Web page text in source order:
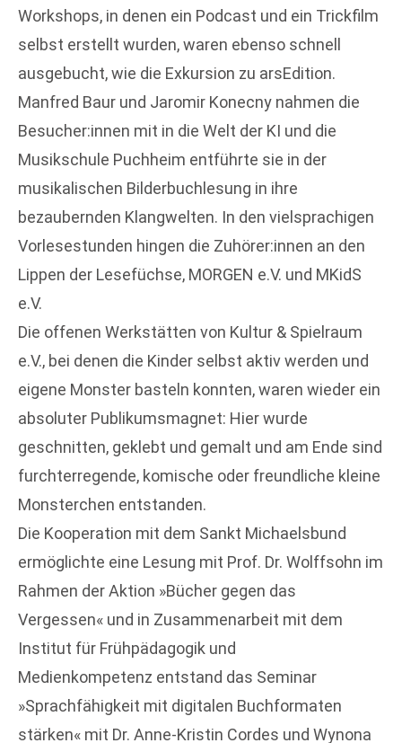
Workshops, in denen ein Podcast und ein Trickfilm
selbst erstellt wurden, waren ebenso schnell
ausgebucht, wie die Exkursion zu arsEdition.
Manfred Baur und Jaromir Konecny nahmen die
Besucher:innen mit in die Welt der KI und die
Musikschule Puchheim entführte sie in der
musikalischen Bilderbuchlesung in ihre
bezaubernden Klangwelten. In den vielsprachigen
Vorlesestunden hingen die Zuhörer:innen an den
Lippen der Lesefüchse, MORGEN e.V. und MKidS
e.V.
Die offenen Werkstätten von Kultur & Spielraum
e.V., bei denen die Kinder selbst aktiv werden und
eigene Monster basteln konnten, waren wieder ein
absoluter Publikumsmagnet: Hier wurde
geschnitten, geklebt und gemalt und am Ende sind
furchterregende, komische oder freundliche kleine
Monsterchen entstanden.
Die Kooperation mit dem Sankt Michaelsbund
ermöglichte eine Lesung mit Prof. Dr. Wolffsohn im
Rahmen der Aktion »Bücher gegen das
Vergessen« und in Zusammenarbeit mit dem
Institut für Frühpädagogik und
Medienkompetenz entstand das Seminar
»Sprachfähigkeit mit digitalen Buchformaten
stärken« mit Dr. Anne-Kristin Cordes und Wynona